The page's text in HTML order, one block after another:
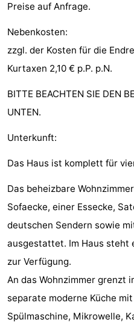
Denkmäler
-
Kirchen
-
Spielplätze
-
Spielplätze
Bowling
Wellness-
&
Natur
Preise auf Anfrage.
Nebenkosten:
zzgl. der Kosten für die
Kurtaxen 2,10 € p.P. p.N.
BITTE BEACHTEN SIE DEN
UNTEN.
Unterkunft:
Das Haus ist komplett für
Das beheizbare
Sofaecke, einer Essecke,
deutschen Sendern sowie
ausgestattet. Im Haus steht
zur Verfügung.
An das Wohnzimmer grenzt
separate moderne Küche
Spülmaschine, Mikrowelle,